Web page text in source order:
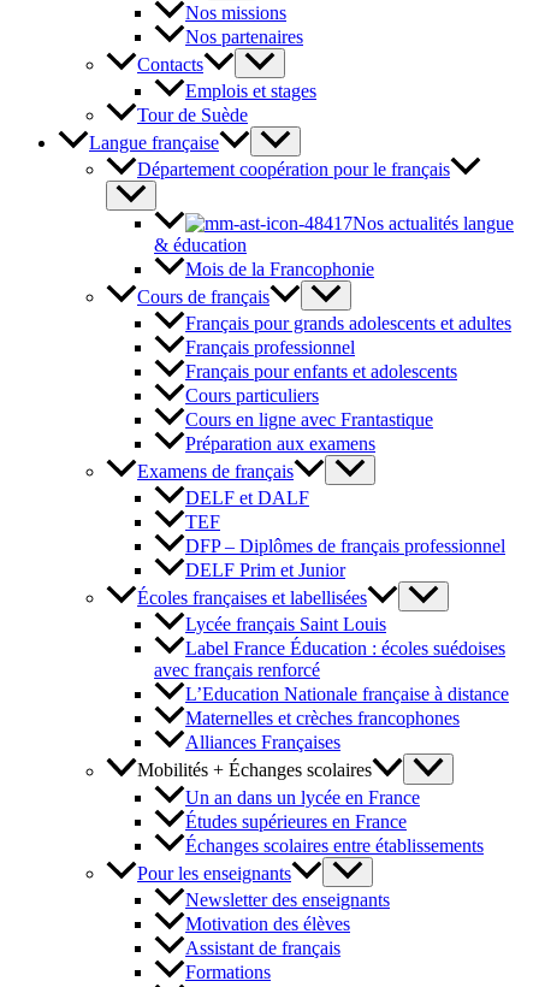
Nos missions
Nos partenaires
Contacts
Emplois et stages
Tour de Suède
Langue française
Département coopération pour le français
Nos actualités langue
& éducation
Mois de la Francophonie
Cours de français
Français pour grands adolescents et adultes
Français professionnel
Français pour enfants et adolescents
Cours particuliers
Cours en ligne avec Frantastique
Préparation aux examens
Examens de français
DELF et DALF
TEF
DFP – Diplômes de français professionnel
DELF Prim et Junior
Écoles françaises et labellisées
Lycée français Saint Louis
Label France Éducation : écoles suédoises
avec français renforcé
L’Education Nationale française à distance
Maternelles et crèches francophones
Alliances Françaises
Mobilités + Échanges scolaires
Un an dans un lycée en France
Études supérieures en France
Échanges scolaires entre établissements
Pour les enseignants
Newsletter des enseignants
Motivation des élèves
Assistant de français
Formations